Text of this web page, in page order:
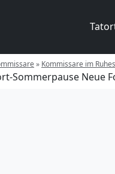
» Kommissare im
Sommerpause Neue